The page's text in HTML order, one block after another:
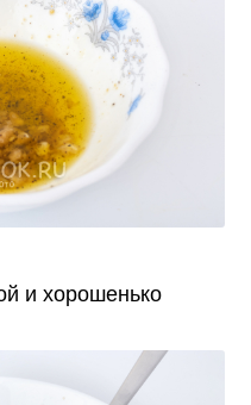
и хорошенько